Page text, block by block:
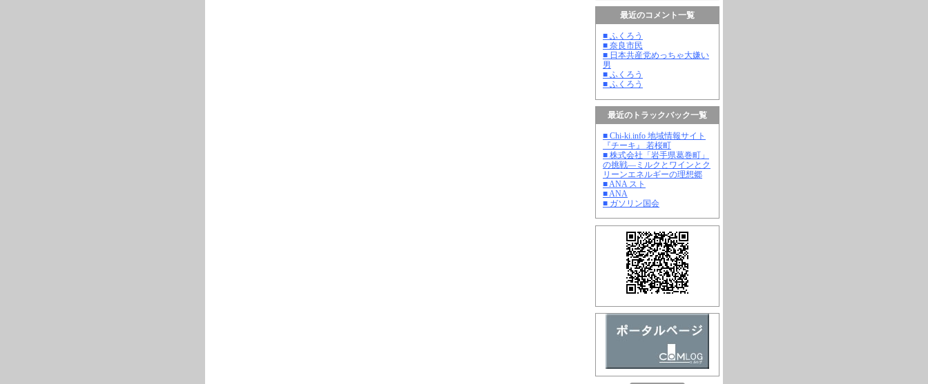
最近のコメント一覧
■ ふくろう
■ 奈良市民
■ 日本共産党めっちゃ大嫌い
男
■ ふくろう
■ ふくろう
最近のトラックバック一覧
■ Chi-ki.info 地域情報サイト
『チーキ』 若桜町
■ 株式会社「岩手県葛巻町」
の挑戦―ミルクとワインとク
リーンエネルギーの理想郷
■ ANA スト
■ ANA
■ ガソリン国会